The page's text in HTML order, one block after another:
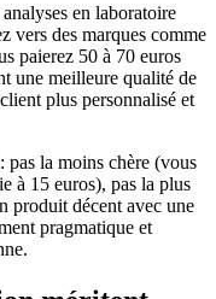
en laboratoire
vers des marques comme
paierez 50 à 70 euros
une meilleure qualité de
plus personnalisé et
la moins chère (vous
à 15 euros), pas la plus
produit décent avec une
pragmatique et